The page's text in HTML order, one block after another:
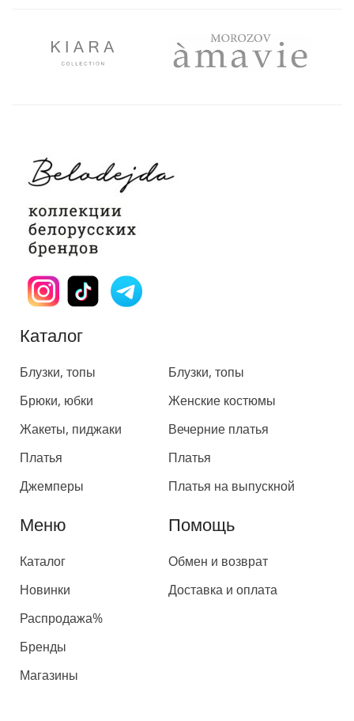
Каталог
Блузки, топы
Брюки, юбки
Жакеты, пиджаки
Платья
Джемперы
Блузки, топы
Женские костюмы
Вечерние платья
Платья
Платья на выпускной
Меню
Каталог
Новинки
Распродажа%
Бренды
Магазины
Помощь
Обмен и возврат
Доставка и оплата